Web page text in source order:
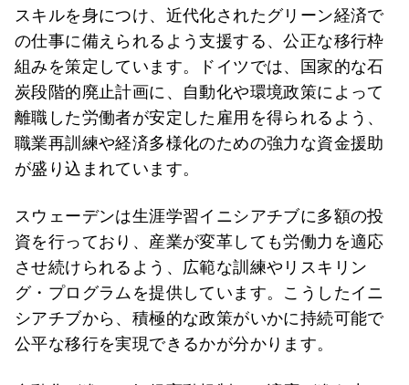
スキルを身につけ、近代化されたグリーン経済で
の仕事に備えられるよう支援する、公正な移行枠
組みを策定しています。ドイツでは、国家的な石
炭段階的廃止計画に、自動化や環境政策によって
離職した労働者が安定した雇用を得られるよう、
職業再訓練や経済多様化のための強力な資金援助
が盛り込まれています。
スウェーデンは生涯学習イニシアチブに多額の投
資を行っており、産業が変革しても労働力を適応
させ続けられるよう、広範な訓練やリスキリン
グ・プログラムを提供しています。こうしたイニ
シアチブから、積極的な政策がいかに持続可能で
公平な移行を実現できるかが分かります。